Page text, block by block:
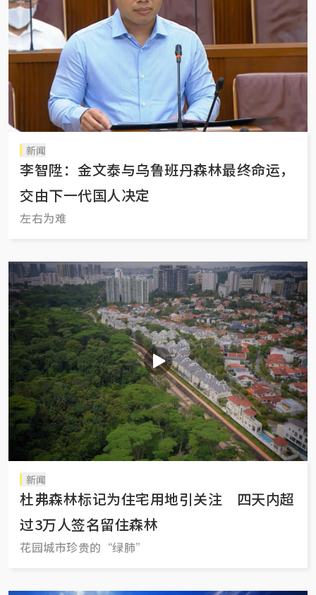
新闻
李智陞：金文泰与乌鲁班丹森林最终命运，
交由下一代国人决定
左右为难
新闻
杜弗森林标记为住宅用地引关注 四天内超
过3万人签名留住森林
花园城市珍贵的“绿肺”